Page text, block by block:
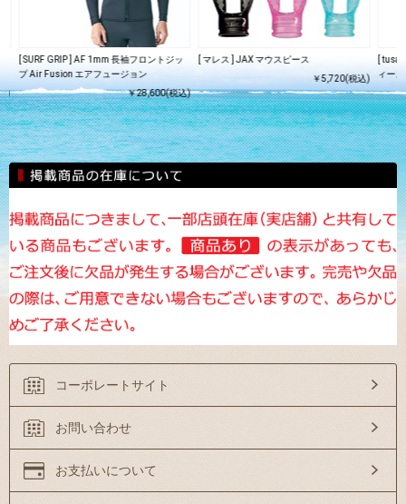
)
[ SURF GRIP ] AF 1mm 長袖フロントジッ
プ Air Fusion エアフュージョン
￥28,600(税込)
[ マレス ] JAX マウスピース
￥5,720(税込)
[ tusa
ィー
コーポレートサイト
お問い合わせ
お支払いについて